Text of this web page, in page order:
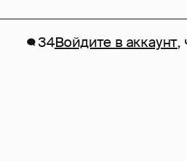
34Войдите в аккаунт,